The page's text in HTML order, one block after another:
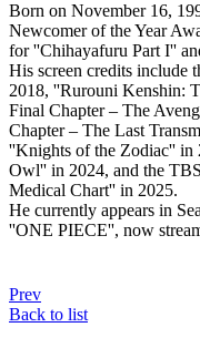
Born on November 16,
Newcomer of the Year
for ''Chihayafuru Part I''
His screen credits
2018, ''Rurouni Kenshin:
Final Chapter – The
Chapter – The Last
''Knights of the Zodiac'' in
Owl'' in 2024, and the
Medical Chart'' in 2025.
He currently appears in
''ONE PIECE'', now
Prev
Back to list